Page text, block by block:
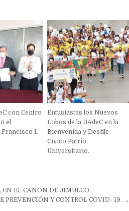
con Centro
el
Francisco I.
Entusiastas los Nuevos
Lobos de la UAdeC en la
Bienvenida y Desfile
Cívico Patrio
Universitario.
EN EL CAÑÓN DE JIMULCO.
PREVENCIÓN Y CONTROL COVID- 19. →